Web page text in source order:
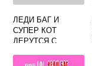
ЛЕДИ БАГ И
СУПЕР КОТ
ДЕРУТСЯ С